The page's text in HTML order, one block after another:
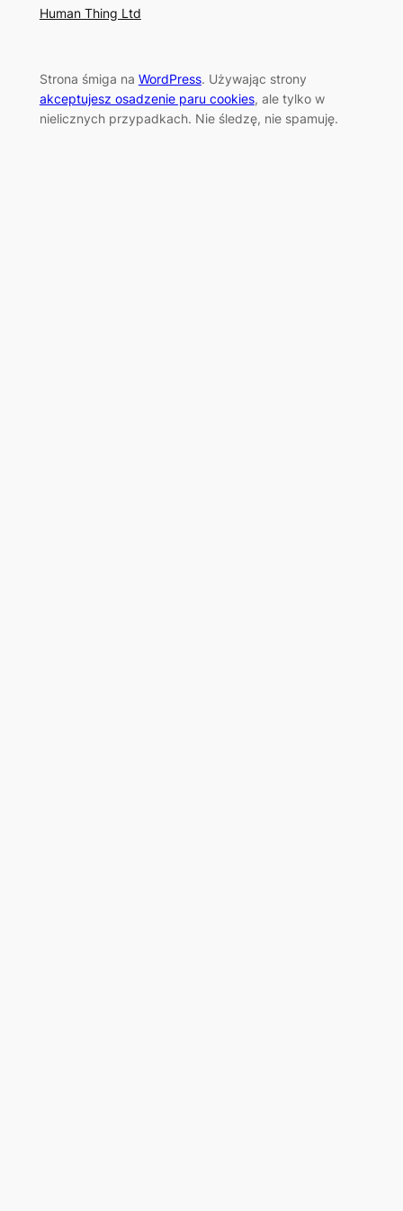
Human Thing Ltd
Strona śmiga na WordPress. Używając strony
akceptujesz osadzenie paru cookies, ale tylko w
nielicznych przypadkach. Nie śledzę, nie spamuję.